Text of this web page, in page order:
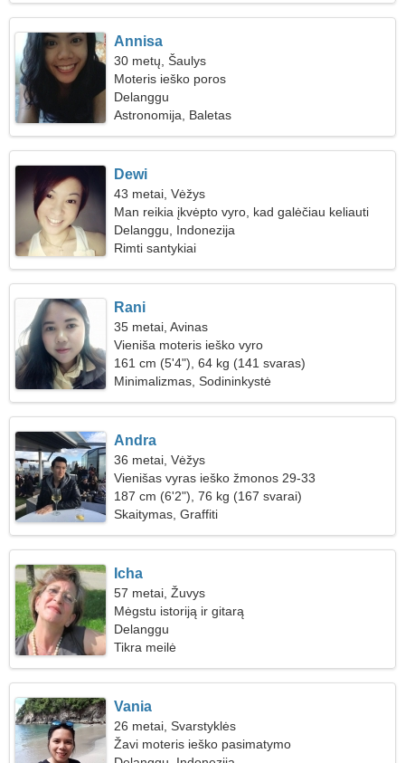
Annisa
30 metų, Šaulys
Moteris ieško poros
Delanggu
Astronomija, Baletas
Dewi
43 metai, Vėžys
Man reikia įkvėpto vyro, kad galėčiau keliauti
kartu
Delanggu, Indonezija
Rimti santykiai
Rani
35 metai, Avinas
Vieniša moteris ieško vyro
161 cm (5'4"), 64 kg (141 svaras)
Minimalizmas, Sodininkystė
Andra
36 metai, Vėžys
Vienišas vyras ieško žmonos 29-33
187 cm (6'2"), 76 kg (167 svarai)
Skaitymas, Graffiti
Icha
57 metai, Žuvys
Mėgstu istoriją ir gitarą
Delanggu
Tikra meilė
Vania
26 metai, Svarstyklės
Žavi moteris ieško pasimatymo